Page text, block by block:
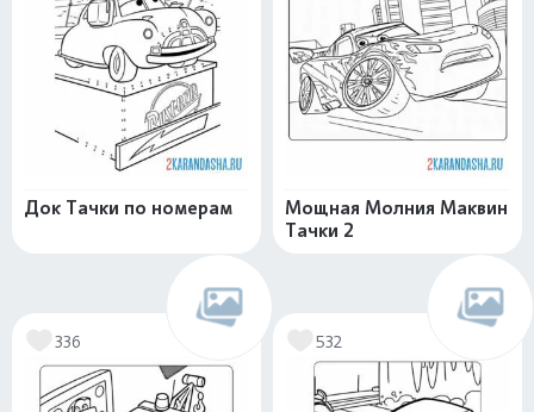
Док Тачки по номерам
Мощная Молния Маквин
Тачки 2
336 532